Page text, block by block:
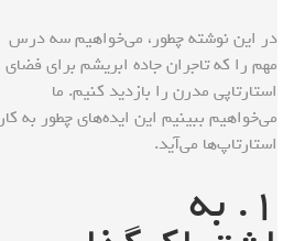
در این نوشته چطور، می‌خواهیم سه درس
مهم را که تاجران جاده ابریشم برای فضای
استارتاپی مدرن را بازدید کنیم. ما
می‌خواهیم ببینیم این ایده‌های چطور به کار
استارتاپ‌ها می‌آید.
۱. به